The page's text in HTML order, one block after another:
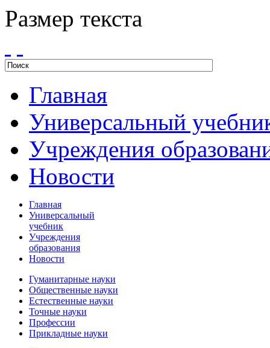
Размер текста
Главная
Универсальный
Учреждения
Новости
Главная
Универсальный
учебник
Учреждения
образования
Новости
Гуманитарные науки
Общественные науки
Естественные науки
Точные науки
Профессии
Прикладные науки